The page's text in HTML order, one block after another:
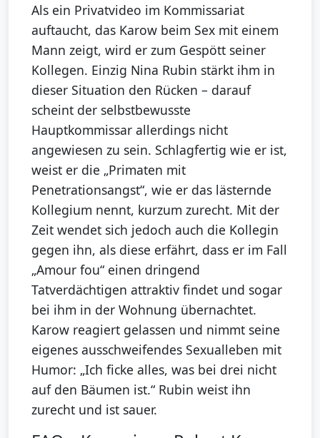
Als ein Privatvideo im Kommissariat
auftaucht, das Karow beim Sex mit einem
Mann zeigt, wird er zum Gespött seiner
Kollegen. Einzig Nina Rubin stärkt ihm in
dieser Situation den Rücken – darauf
scheint der selbstbewusste
Hauptkommissar allerdings nicht
angewiesen zu sein. Schlagfertig wie er ist,
weist er die „Primaten mit
Penetrationsangst“, wie er das lästernde
Kollegium nennt, kurzum zurecht. Mit der
Zeit wendet sich jedoch auch die Kollegin
gegen ihn, als diese erfährt, dass er im Fall
„Amour fou“ einen dringend
Tatverdächtigen attraktiv findet und sogar
bei ihm in der Wohnung übernachtet.
Karow reagiert gelassen und nimmt seine
eigenes ausschweifendes Sexualleben mit
Humor: „Ich ficke alles, was bei drei nicht
auf den Bäumen ist.“ Rubin weist ihn
zurecht und ist sauer.